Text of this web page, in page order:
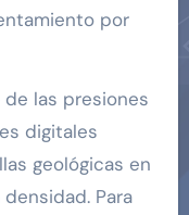
por
las presiones
digitales
geológicas en
Para